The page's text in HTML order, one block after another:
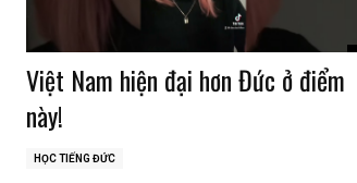
Việt Nam hiện đại hơn Đức ở điểm
này!
HỌC TIẾNG ĐỨC